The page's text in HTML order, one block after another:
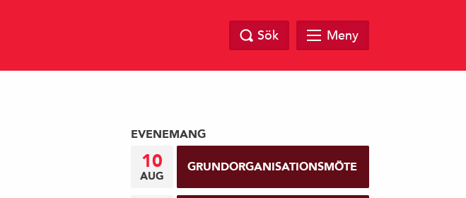
Sök Meny
EVENEMANG
10
AUG
GRUNDORGANISATIONSMÖTE